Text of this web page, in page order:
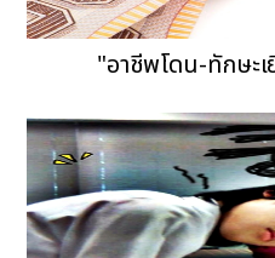
"อาชีพโดน-ทักษะ